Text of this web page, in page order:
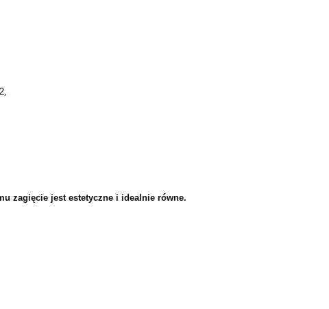
zagięcie jest estetyczne i idealnie równe.